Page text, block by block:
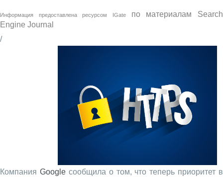
Информация предоставлена ресурсом IGate по материалам Search
Engine Journal
/
Компания Googleсообщила о том, что теперь приоритет в